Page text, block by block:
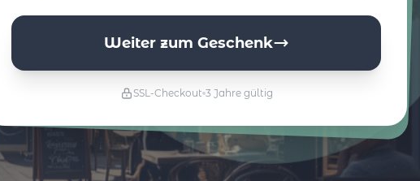
Weiter zum Geschenk
SSL-Checkout 3 Jahre gültig